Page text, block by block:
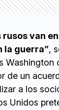
rusos van
la guerra”,
Washington
de un
a los
Unidos